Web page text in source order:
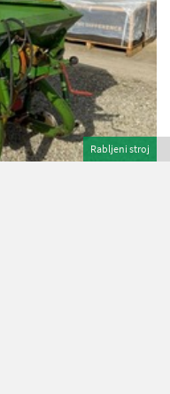
Rabljeni stroj